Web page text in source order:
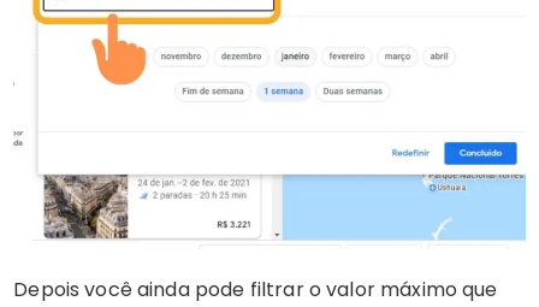
Depois você ainda pode filtrar o valor máximo que